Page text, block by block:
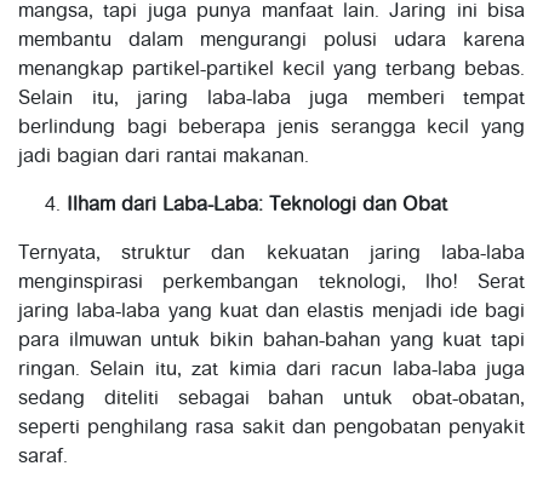
mangsa, tapi juga punya manfaat lain. Jaring ini bisa
membantu dalam mengurangi polusi udara karena
menangkap partikel-partikel kecil yang terbang bebas.
Selain itu, jaring laba-laba juga memberi tempat
berlindung bagi beberapa jenis serangga kecil yang
jadi bagian dari rantai makanan.
Ilham dari Laba-Laba: Teknologi dan Obat
Ternyata, struktur dan kekuatan jaring laba-laba
menginspirasi perkembangan teknologi, lho! Serat
jaring laba-laba yang kuat dan elastis menjadi ide bagi
para ilmuwan untuk bikin bahan-bahan yang kuat tapi
ringan. Selain itu, zat kimia dari racun laba-laba juga
sedang diteliti sebagai bahan untuk obat-obatan,
seperti penghilang rasa sakit dan pengobatan penyakit
saraf.